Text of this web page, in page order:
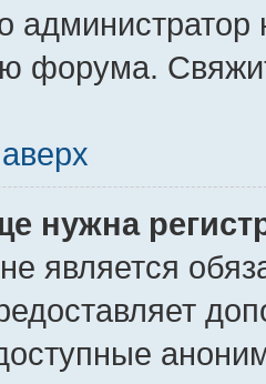
администратор
форума.
нужна
является